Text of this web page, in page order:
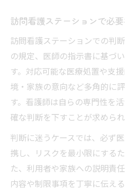
訪問看護ステーションで必
訪問看護ステーションでの判
の規定、医師の指示書に基づ
す。対応可能な医療処置や支
境・家族の意向など多角的に
す。看護師は自らの専門性を
確な判断を下すことが求められ
判断に迷うケースでは、必ず
携し、リスクを最小限にする
た、利用者や家族への説明責
内容や制限事項を丁寧に伝え